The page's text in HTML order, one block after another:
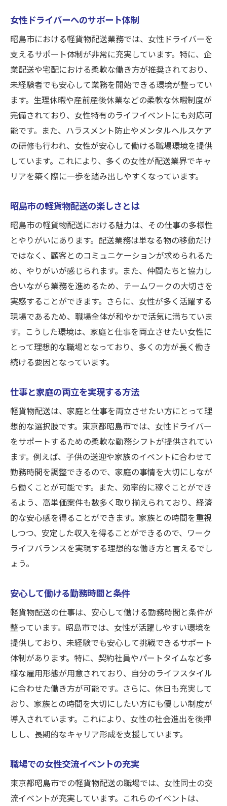
女性ドライバーへのサポート体制
昭島市における軽貨物配送業務では、女性ドライバーを
支えるサポート体制が非常に充実しています。特に、企
業配送や宅配における柔軟な働き方が推奨されており、
未経験者でも安心して業務を開始できる環境が整ってい
ます。生理休暇や産前産後休業などの柔軟な休暇制度が
完備されており、女性特有のライフイベントにも対応可
能です。また、ハラスメント防止やメンタルヘルスケア
の研修も行われ、女性が安心して働ける職場環境を提供
しています。これにより、多くの女性が配送業界でキャ
リアを築く際に一歩を踏み出しやすくなっています。
昭島市の軽貨物配送の楽しさとは
昭島市の軽貨物配送における魅力は、その仕事の多様性
とやりがいにあります。配送業務は単なる物の移動だけ
ではなく、顧客とのコミュニケーションが求められるた
め、やりがいが感じられます。また、仲間たちと協力し
合いながら業務を進めるため、チームワークの大切さを
実感することができます。さらに、女性が多く活躍する
現場であるため、職場全体が和やかで活気に満ちていま
す。こうした環境は、家庭と仕事を両立させたい女性に
とって理想的な職場となっており、多くの方が長く働き
続ける要因となっています。
仕事と家庭の両立を実現する方法
軽貨物配送は、家庭と仕事を両立させたい方にとって理
想的な選択肢です。東京都昭島市では、女性ドライバー
をサポートするための柔軟な勤務シフトが提供されてい
ます。例えば、子供の送迎や家族のイベントに合わせて
勤務時間を調整できるので、家庭の事情を大切にしなが
ら働くことが可能です。また、効率的に稼ぐことができ
るよう、高単価案件も数多く取り揃えられており、経済
的な安心感を得ることができます。家族との時間を重視
しつつ、安定した収入を得ることができるので、ワーク
ライフバランスを実現する理想的な働き方と言えるでし
ょう。
安心して働ける勤務時間と条件
軽貨物配送の仕事は、安心して働ける勤務時間と条件が
整っています。昭島市では、女性が活躍しやすい環境を
提供しており、未経験でも安心して挑戦できるサポート
体制があります。特に、契約社員やパートタイムなど多
様な雇用形態が用意されており、自分のライフスタイル
に合わせた働き方が可能です。さらに、休日も充実して
おり、家族との時間を大切にしたい方にも優しい制度が
導入されています。これにより、女性の社会進出を後押
しし、長期的なキャリア形成を支援しています。
職場での女性交流イベントの充実
東京都昭島市での軽貨物配送の職場では、女性同士の交
流イベントが充実しています。これらのイベントは、